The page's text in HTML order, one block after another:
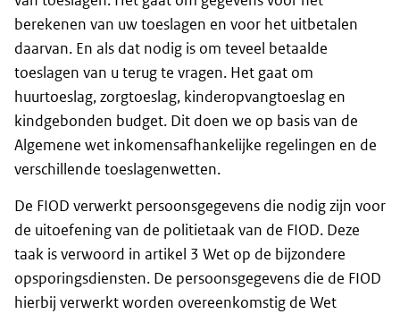
berekenen van uw toeslagen en voor het uitbetalen
daarvan. En als dat nodig is om teveel betaalde
toeslagen van u terug te vragen. Het gaat om
huurtoeslag, zorgtoeslag, kinderopvangtoeslag en
kindgebonden budget. Dit doen we op basis van de
Algemene wet inkomensafhankelijke regelingen en de
verschillende toeslagenwetten.
De FIOD verwerkt persoonsgegevens die nodig zijn voor
de uitoefening van de politietaak van de FIOD. Deze
taak is verwoord in artikel 3 Wet op de bijzondere
opsporingsdiensten. De persoonsgegevens die de FIOD
hierbij verwerkt worden overeenkomstig de Wet